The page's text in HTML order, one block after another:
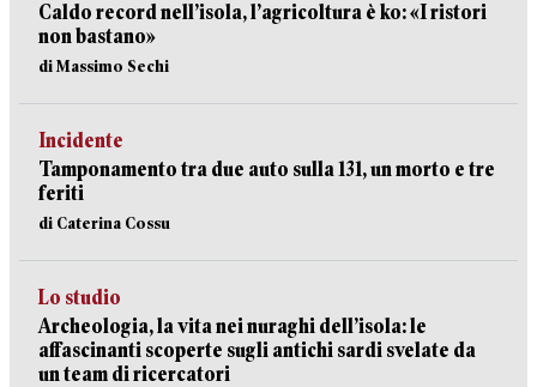
Caldo record nell’isola, l’agricoltura è ko: «I ristori
non bastano»
di Massimo Sechi
Incidente
Tamponamento tra due auto sulla 131, un morto e tre
feriti
di Caterina Cossu
Lo studio
Archeologia, la vita nei nuraghi dell’isola: le
affascinanti scoperte sugli antichi sardi svelate da
un team di ricercatori